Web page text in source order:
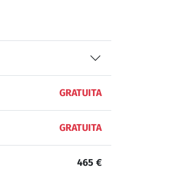
GRATUITA
GRATUITA
465 €